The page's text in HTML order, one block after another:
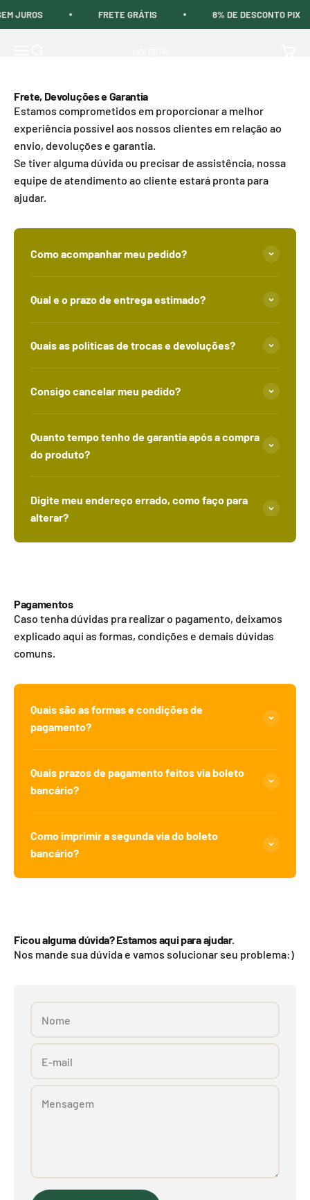
JUROS FRETE GRÁTIS 8% DE DESCONTO PIX
Frete, Devoluções e Garantia
Estamos comprometidos em proporcionar a melhor
experiência possível aos nossos clientes em relação ao
envio, devoluções e garantia.
Se tiver alguma dúvida ou precisar de assistência, nossa
equipe de atendimento ao cliente estará pronta para
ajudar.
Como acompanhar meu pedido?
Qual e o prazo de entrega estimado?
Quais as politicas de trocas e devoluções?
Consigo cancelar meu pedido?
Quanto tempo tenho de garantia após a compra
do produto?
Digite meu endereço errado, como faço para
alterar?
Pagamentos
Caso tenha dúvidas pra realizar o pagamento, deixamos
explicado aqui as formas, condições e demais dúvidas
comuns.
Quais são as formas e condições de
pagamento?
Quais prazos de pagamento feitos via boleto
bancário?
Como imprimir a segunda via do boleto
bancário?
Ficou alguma dúvida? Estamos aqui para ajudar.
Nos mande sua dúvida e vamos solucionar seu problema:)
Nome
E-mail
Mensagem